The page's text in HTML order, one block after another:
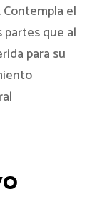
el
que al
para su